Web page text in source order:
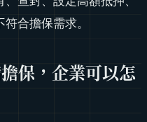
合擔保需求。
保，企業可以怎